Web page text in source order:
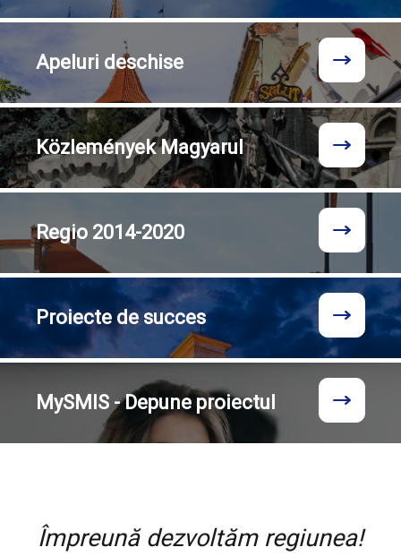
Apeluri deschise
KözleményekMagyarul
Regio 2014-2020
Proiecte de succes
MySMIS - Depune proiectul
Împreună dezvoltăm regiunea!